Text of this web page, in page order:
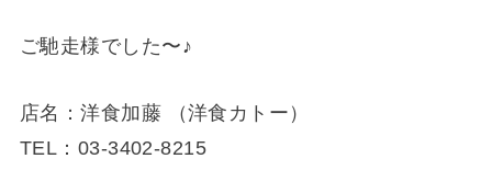
ご馳走様でした〜♪
店名：洋食加藤 （洋食カトー）
TEL：03-3402-8215